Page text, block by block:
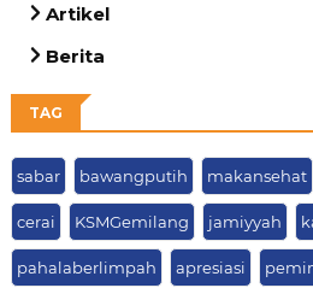
Artikel
Berita
TAG
sabar bawangputih makansehat
cerai KSMGemilang jamiyyah
pahalaberlimpah apresiasi